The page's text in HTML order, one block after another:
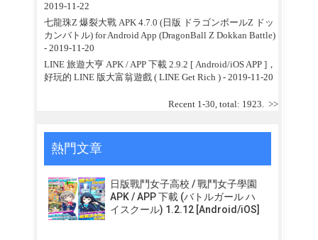
2019-11-22
七龍珠Z 爆裂大戰 APK 4.7.0 (日版 ドラゴンボールZ ドッ
カンバトル) for Android App (DragonBall Z Dokkan Battle)
- 2019-11-20
LINE 旅遊大亨 APK / APP 下載 2.9.2 [ Android/iOS APP ]，
好玩的 LINE 版大富翁遊戲 ( LINE Get Rich )- 2019-11-20
Recent 1-30, total: 1923. >>
熱門文章
日版戰鬥女子高校 / 戰鬥女子學園
APK / APP 下載 (バトルガール ハ
イスクール) 1.2.12 [Android/iOS]